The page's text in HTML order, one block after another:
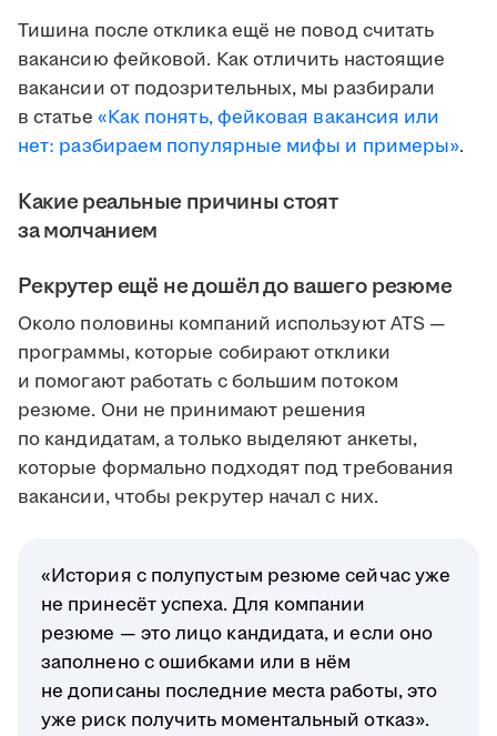
Тишина после отклика ещё не повод считать
вакансию фейковой. Как отличить настоящие
вакансии от подозрительных, мы разбирали
в статье «Как понять, фейковая вакансия или
нет: разбираем популярные мифы и примеры».
Какие реальные причины стоят
за молчанием
Рекрутер ещё не дошёл до вашего резюме
Около половины компаний используют ATS —
программы, которые собирают отклики
и помогают работать с большим потоком
резюме. Они не принимают решения
по кандидатам, а только выделяют анкеты,
которые формально подходят под требования
вакансии, чтобы рекрутер начал с них.
«История с полупустым резюме сейчас уже
не принесёт успеха. Для компании
резюме — это лицо кандидата, и если оно
заполнено с ошибками или в нём
не дописаны последние места работы, это
уже риск получить моментальный отказ».